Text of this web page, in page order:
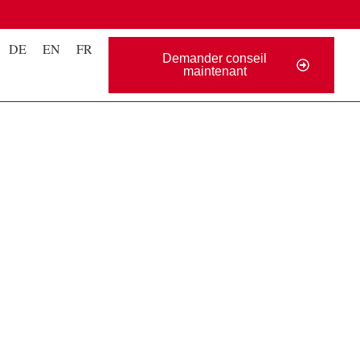
DE EN FR
Demander conseil
maintenant